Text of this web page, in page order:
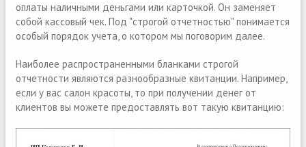
оплаты наличными деньгами или карточкой. Он заменяет
собой кассовый чек. Под "строгой отчетностью" понимается
особый порядок учета, о котором мы поговорим далее.
Наиболее распространенными бланками строгой
отчетности являются разнообразные квитанции. Например,
если у вас салон красоты, то при получении денег от
клиентов вы можете предоставлять вот такую квитанцию: